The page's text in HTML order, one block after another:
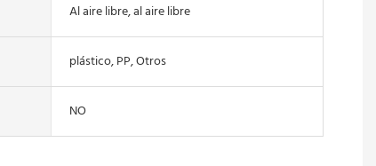
Al aire libre, al aire libre
plástico, PP, Otros
NO